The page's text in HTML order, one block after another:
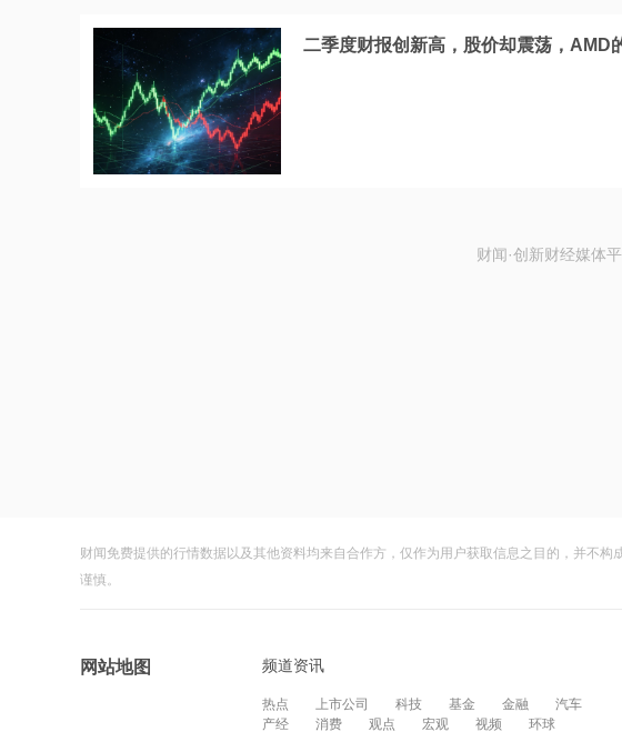
二季度财报创新高，股价却震荡，AMD
财闻·创新财经媒体
财闻免费提供的行情数据以及其他资料均来自合作方，仅作为用户获取信息之目的，并不
谨慎。
网站地图 频道资讯
热点 上市公司 科技 基金 金融
汽车
产经
消费 观点 宏观 视频 环球